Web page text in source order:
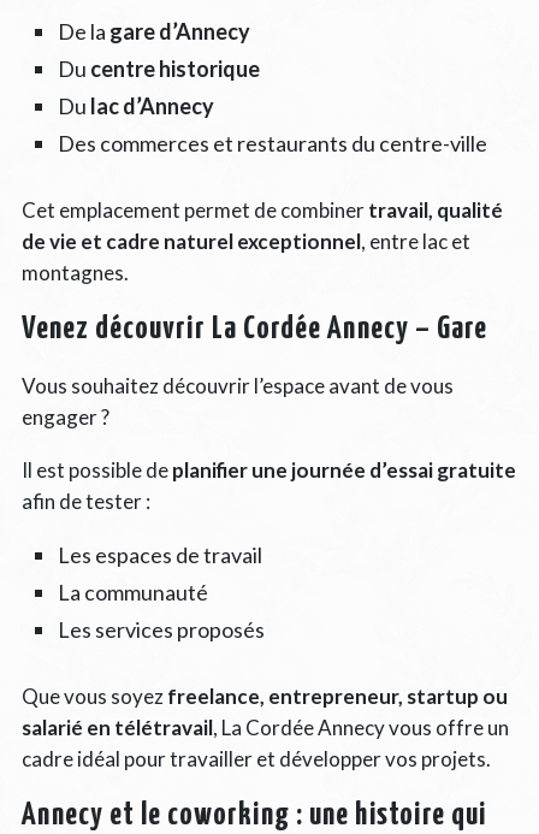
De la gare d’Annecy
Du centre historique
Du lac d’Annecy
Des commerces et restaurants du centre-ville
Cet emplacement permet de combinertravail, qualité
de vie et cadre naturel exceptionnel, entre lac et
montagnes.
Venez découvrir La Cordée Annecy – Gare
Vous souhaitez découvrir l’espace avant de vous
engager ?
Il est possible deplanifier une journée d’essai gratuite
afin de tester :
Les espaces de travail
La communauté
Les services proposés
Que vous soyezfreelance, entrepreneur, startup ou
salarié en télétravail, La Cordée Annecy vous offre un
cadre idéal pour travailler et développer vos projets.
Annecy et le coworking : une histoire qui